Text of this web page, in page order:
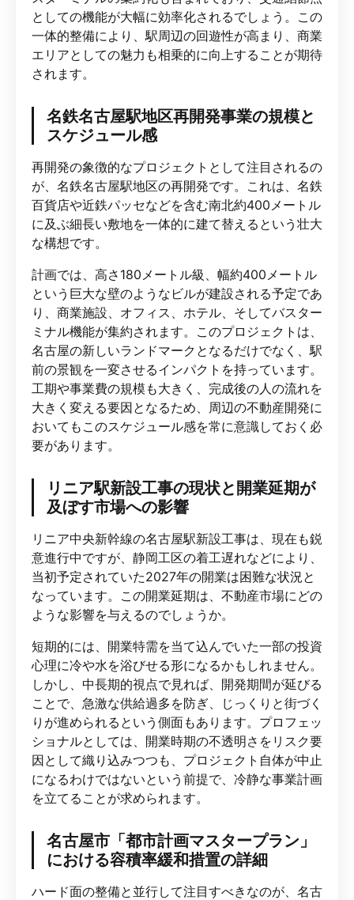
としての機能が大幅に効率化されるでしょう。この
一体的整備により、駅周辺の回遊性が高まり、商業
エリアとしての魅力も相乗的に向上することが期待
されます。
名鉄名古屋駅地区再開発事業の規模と
スケジュール感
再開発の象徴的なプロジェクトとして注目されるの
が、名鉄名古屋駅地区の再開発です。これは、名鉄
百貨店や近鉄パッセなどを含む南北約400メートル
に及ぶ細長い敷地を一体的に建て替えるという壮大
な構想です。
計画では、高さ180メートル級、幅約400メートル
という巨大な壁のようなビルが建設される予定であ
り、商業施設、オフィス、ホテル、そしてバスター
ミナル機能が集約されます。このプロジェクトは、
名古屋の新しいランドマークとなるだけでなく、駅
前の景観を一変させるインパクトを持っています。
工期や事業費の規模も大きく、完成後の人の流れを
大きく変える要因となるため、周辺の不動産開発に
おいてもこのスケジュール感を常に意識しておく必
要があります。
リニア駅新設工事の現状と開業延期が
及ぼす市場への影響
リニア中央新幹線の名古屋駅新設工事は、現在も鋭
意進行中ですが、静岡工区の着工遅れなどにより、
当初予定されていた2027年の開業は困難な状況と
なっています。この開業延期は、不動産市場にどの
ような影響を与えるのでしょうか。
短期的には、開業特需を当て込んでいた一部の投資
心理に冷や水を浴びせる形になるかもしれません。
しかし、中長期的視点で見れば、開発期間が延びる
ことで、急激な供給過多を防ぎ、じっくりと街づく
りが進められるという側面もあります。プロフェッ
ショナルとしては、開業時期の不透明さをリスク要
因として織り込みつつも、プロジェクト自体が中止
になるわけではないという前提で、冷静な事業計画
を立てることが求められます。
名古屋市「都市計画マスタープラン」
における容積率緩和措置の詳細
ハード面の整備と並行して注目すべきなのが、名古